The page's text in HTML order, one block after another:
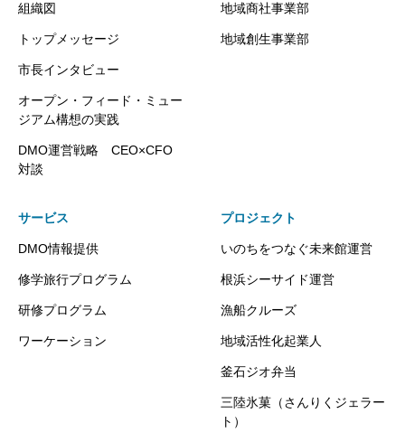
組織図
トップメッセージ
市長インタビュー
オープン・フィード・ミュー
ジアム構想の実践
DMO運営戦略 CEO×CFO
対談
地域商社事業部
地域創生事業部
サービス
DMO情報提供
修学旅行プログラム
研修プログラム
ワーケーション
プロジェクト
いのちをつなぐ未来館運営
根浜シーサイド運営
漁船クルーズ
地域活性化起業人
釜石ジオ弁当
三陸氷菓（さんりくジェラー
ト）